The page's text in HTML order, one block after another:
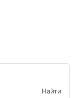
Найти